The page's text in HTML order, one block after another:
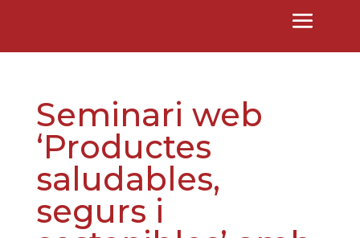
Seminari web
‘Productes
saludables,
segurs i